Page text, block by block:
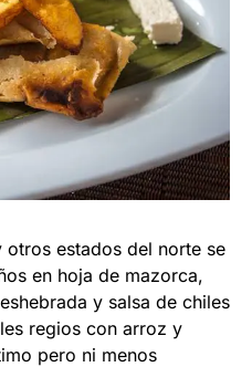
otros estados del norte se
en hoja de mazorca,
y salsa de chiles
regios con arroz y
pero ni menos